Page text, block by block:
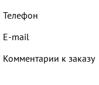
Телефон
E-mail
Комментарии к заказу